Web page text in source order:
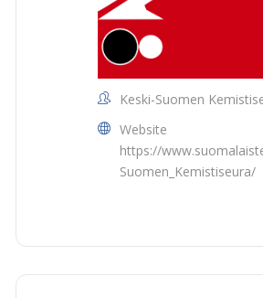
Keski-Suomen
Website
https://
Suomen_Kemistiseura/